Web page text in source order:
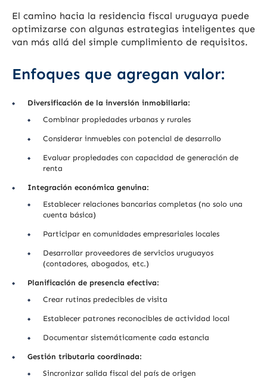
El camino hacia la residencia fiscal uruguaya puede
optimizarse con algunas estrategias inteligentes que
van más allá del simple cumplimiento de requisitos.
Enfoques que agregan valor:
Diversificación de la inversión inmobiliaria:
Combinar propiedades urbanas y rurales
Considerar inmuebles con potencial de desarrollo
Evaluar propiedades con capacidad de generación de
renta
Integración económica genuina:
Establecer relaciones bancarias completas (no solo una
cuenta básica)
Participar en comunidades empresariales locales
Desarrollar proveedores de servicios uruguayos
(contadores, abogados, etc.)
Planificación de presencia efectiva:
Crear rutinas predecibles de visita
Establecer patrones reconocibles de actividad local
Documentar sistemáticamente cada estancia
Gestión tributaria coordinada:
Sincronizar salida fiscal del país de origen